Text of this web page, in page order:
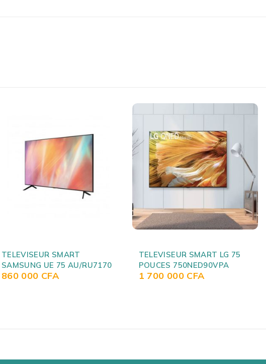
TELEVISEUR SMART LG 75
POUCES 750NED90VPA
1 700 000CFA
TELEVISEUR SAMSUNG UA
43 POUCES SMART
43N5300AS
185 000CFA